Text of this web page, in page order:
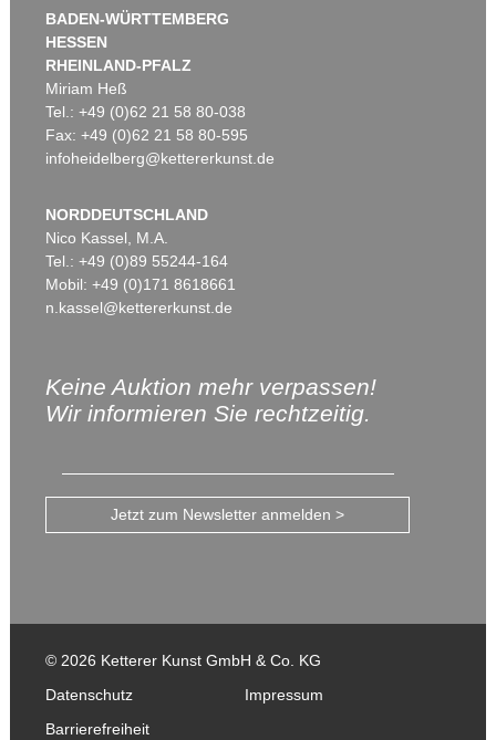
BADEN-WÜRTTEMBERG
HESSEN
RHEINLAND-PFALZ
Miriam Heß
Tel.: +49 (0)62 21 58 80-038
Fax: +49 (0)62 21 58 80-595
infoheidelberg@kettererkunst.de
NORDDEUTSCHLAND
Nico Kassel, M.A.
Tel.: +49 (0)89 55244-164
Mobil: +49 (0)171 8618661
n.kassel@kettererkunst.de
Keine Auktion mehr verpassen!
Wir informieren Sie rechtzeitig.
Jetzt zum Newsletter anmelden >
© 2026 Ketterer Kunst GmbH & Co. KG
Datenschutz
Impressum
Barrierefreiheit